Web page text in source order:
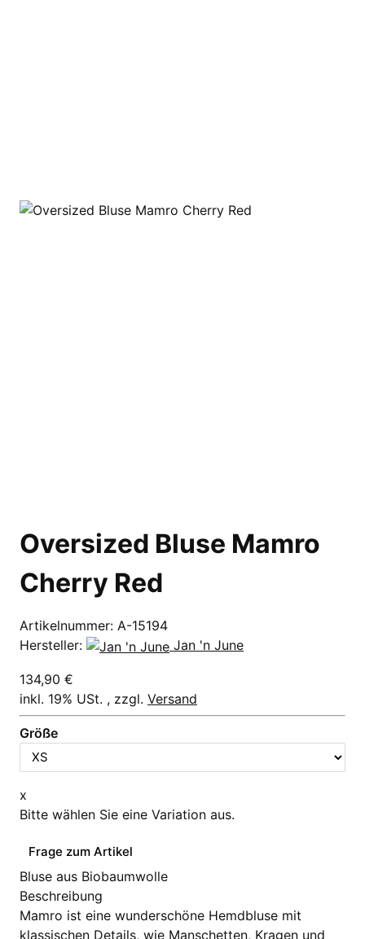
Oversized Bluse Mamro
Cherry Red
Artikelnummer: A-15194
Hersteller:
Jan 'n June
134,90 €
inkl. 19% USt. , zzgl. Versand
Größe
x
Bitte wählen Sie eine Variation aus.
Frage zum Artikel
Bluse aus Biobaumwolle
Beschreibung
Mamro ist eine wunderschöne Hemdbluse mit
klassischen Details, wie Manschetten, Kragen und